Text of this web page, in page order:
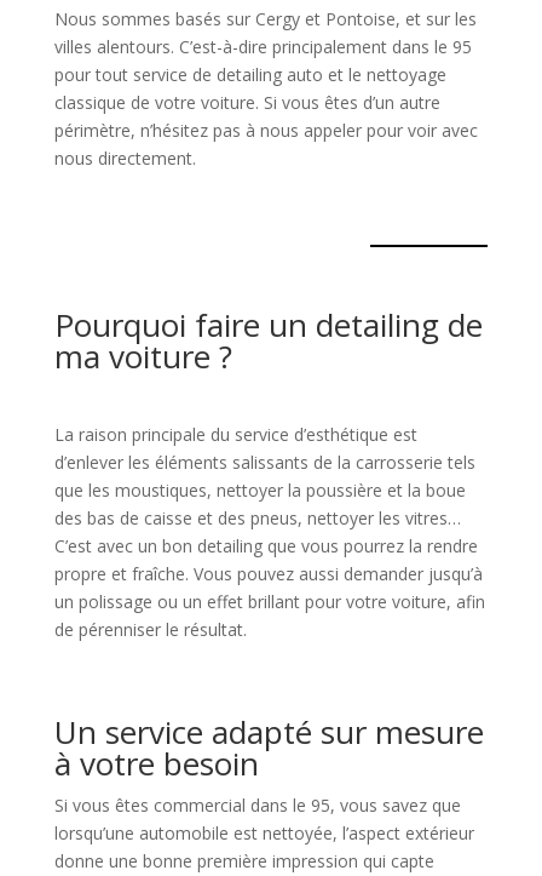
Nous sommes basés sur Cergy et Pontoise, et sur les
villes alentours. C’est-à-dire principalement dans le 95
pour tout service de detailing auto et le nettoyage
classique de votre voiture. Si vous êtes d’un autre
périmètre, n’hésitez pas à nous appeler pour voir avec
nous directement.
Pourquoi faire un detailing de
ma voiture ?
La raison principale du service d’esthétique est
d’enlever les éléments salissants de la carrosserie tels
que les moustiques, nettoyer la poussière et la boue
des bas de caisse et des pneus, nettoyer les vitres…
C’est avec un bon detailing que vous pourrez la rendre
propre et fraîche. Vous pouvez aussi demander jusqu’à
un polissage ou un effet brillant pour votre voiture, afin
de pérenniser le résultat.
Un service adapté sur mesure
à votre besoin
Si vous êtes commercial dans le 95, vous savez que
lorsqu’une automobile est nettoyée, l’aspect extérieur
donne une bonne première impression qui capte